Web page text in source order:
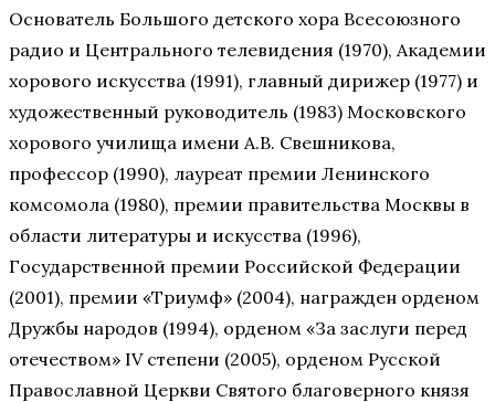
Основатель Большого детского хора Всесоюзного
радио и Центрального телевидения (1970), Академии
хорового искусства (1991), главный дирижер (1977) и
художественный руководитель (1983) Московского
хорового училища имени А.В. Свешникова,
профессор (1990), лауреат премии Ленинского
комсомола (1980), премии правительства Москвы в
области литературы и искусства (1996),
Государственной премии Российской Федерации
(2001), премии «Триумф» (2004), награжден орденом
Дружбы народов (1994), орденом «За заслуги перед
отечеством» IV степени (2005), орденом Русской
Православной Церкви Святого благоверного князя